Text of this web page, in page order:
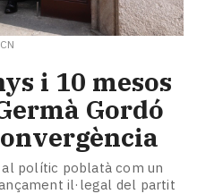
i 10 mesos
Gordó
al polític poblatà com un
il·legal del partit